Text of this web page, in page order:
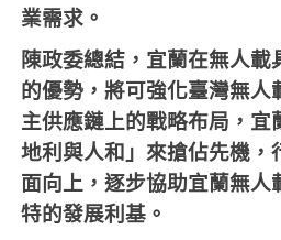
業需求。
陳政委總結，宜蘭在無人載
的優勢，將可強化臺灣無人
主供應鏈上的戰略布局，宜
地利與人和」來搶佔先機，
面向上，逐步協助宜蘭無人
特的發展利基。